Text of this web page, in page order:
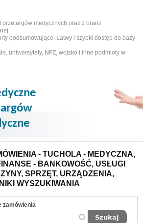
medycznych oraz z branż
podsumowujące. Łatwy i szybki dostęp do bazy
uniwersytety, NFZ, wojsko i inne podmioty w
- TUCHOLA - MEDYCZNA,
- BANKOWOŚĆ, USŁUGI
SPRZĘT, URZĄDZENIA,
WYSZUKIWANIA
zamówienia